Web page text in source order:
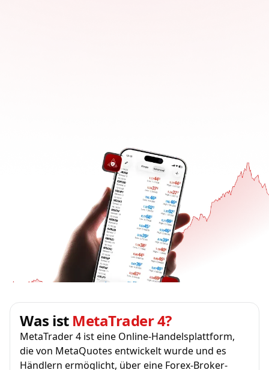
Was ist MetaTrader 4?
MetaTrader 4 ist eine Online-Handelsplattform,
die von MetaQuotes entwickelt wurde und es
Händlern ermöglicht, über eine Forex-Broker-